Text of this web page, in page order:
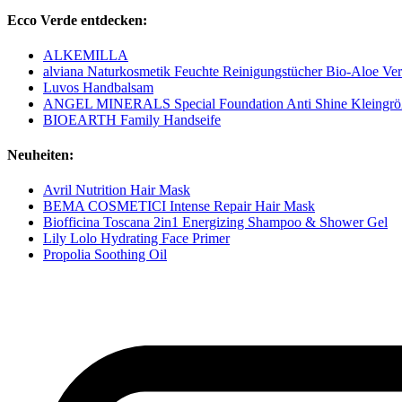
Ecco Verde entdecken:
ALKEMILLA
alviana Naturkosmetik Feuchte Reinigungstücher Bio-Aloe
Luvos Handbalsam
ANGEL MINERALS Special Foundation Anti Shine
BIOEARTH Family Handseife
Neuheiten:
Avril Nutrition Hair Mask
BEMA COSMETICI Intense Repair Hair Mask
Biofficina Toscana 2in1 Energizing Shampoo & Shower Gel
Lily Lolo Hydrating Face Primer
Propolia Soothing Oil